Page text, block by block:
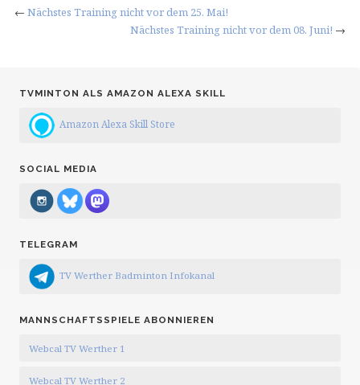
← Nächstes Training nicht vor dem 25. Mai!
Nächstes Training nicht vor dem 08. Juni! →
TVMINTON ALS AMAZON ALEXA SKILL
Amazon Alexa Skill Store
SOCIAL MEDIA
TELEGRAM
TV Werther Badminton Infokanal
MANNSCHAFTSSPIELE ABONNIEREN
Webcal TV Werther 1
Webcal TV Werther 2